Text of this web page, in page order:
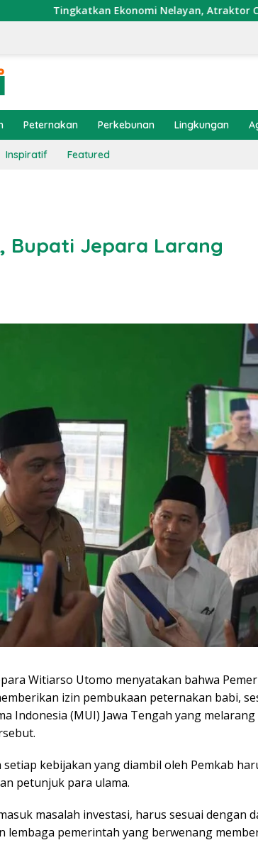
Ekonomi Nelayan, Atraktor Cumi Dipasang di
Peternakan Perkebunan Lingkungan
Inspiratif Featured
Bupati Jepara Larang
Witiarso Utomo menyatakan bahwa
izin pembukaan peternakan babi,
Indonesia (MUI) Jawa Tengah yang
kebijakan yang diambil oleh Pemkab
petunjuk para ulama.
masalah investasi, harus sesuai dengan
lembaga pemerintah yang berwenang